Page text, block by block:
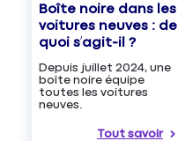
Boîte noire dans les
voitures neuves : de
quoi s’agit-il ?
Depuis juillet 2024, une
boîte noire équipe
toutes les voitures
neuves.
Tout savoir